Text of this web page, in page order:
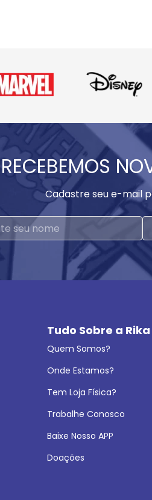
RECEBEMOS
Cadastre seu e-mail
Tudo Sobre a Rika
Quem Somos?
Onde Estamos?
Tem Loja Física?
Trabalhe Conosco
Baixe Nosso APP
Doações